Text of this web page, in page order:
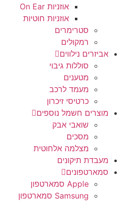
אוזניות On Ear
אוזניות חוטיות
סטרימרים
רמקולים
אביזרים נילווים
סוללות גיבוי
מטענים
מעמד לרכב
כרטיסי זיכרון
מוצרים חשמל נוספים
שואבי אבק
מסכים
מצלמה אלחוטית
מעבדת תיקונים
סמארטפונים
Apple סמארטפון
Samsung סמארטפון